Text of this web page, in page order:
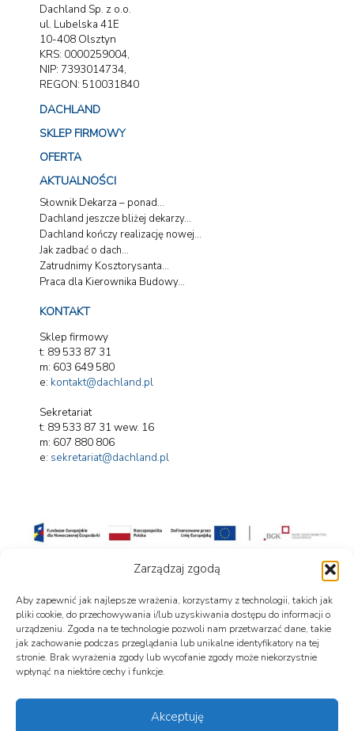
Zarządzaj zgodą
Aby zapewnić jak najlepsze wrażenia, korzystamy z technologii, takich jak
pliki cookie, do przechowywania i/lub uzyskiwania dostępu do informacji o
urządzeniu. Zgoda na te technologie pozwoli nam przetwarzać dane, takie
jak zachowanie podczas przeglądania lub unikalne identyfikatory na tej
stronie. Brak wyrażenia zgody lub wycofanie zgody może niekorzystnie
wpłynąć na niektóre cechy i funkcje.
Akceptuję
Dachland Sp. z o.o.
ul. Lubelska 41E
10-408 Olsztyn
KRS: 0000259004,
NIP: 7393014734,
REGON: 510031840
DACHLAND
SKLEP FIRMOWY
OFERTA
AKTUALNOŚCI
Słownik Dekarza – ponad...
Dachland jeszcze bliżej dekarzy...
Dachland kończy realizację nowej...
Jak zadbać o dach...
Zatrudnimy Kosztorysanta...
Praca dla Kierownika Budowy...
KONTAKT
Sklep firmowy
t: 89 533 87 31
m: 603 649 580
e: kontakt@dachland.pl
Sekretariat
t: 89 533 87 31 wew. 16
m: 607 880 806
e: sekretariat@dachland.pl
„Ograniczenie zużycia energii pierwotnej w firmie Dachland Marek Maleszka”
Projekt realizowany w ramach Programu Fundusze Europejskie dla Nowoczesnej
Całkowita wartość projektu: 1 771 000,00 PLN
Wkład Funduszy Europejskich: 966 900,00 PLN
Więcej informacji znajduje się w zakładce „Dofinansowanie”.
Używamy ciasteczek, aby zapewnić najlepszą jakość korzystania